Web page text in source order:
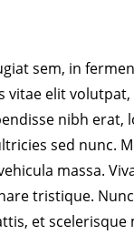
sem, in
vitae elit volutpat,
nibh erat,
sed nunc.
massa.
tristique.
et scelerisque